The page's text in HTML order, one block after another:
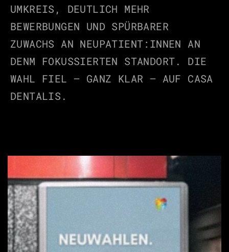
UMKREIS, DEUTLICH MEHR
BEWERBUNGEN UND SPÜRBARER
ZUWACHS AN NEUPATIENT:INNEN AN
DENM FOKUSSIERTEN STANDORT. DIE
WAHL FIEL – GANZ KLAR – AUF CASA
DENTALIS.